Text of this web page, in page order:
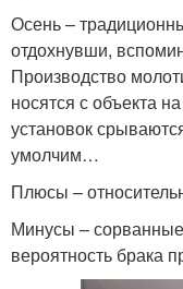
Осень –
отдохнувши,
Производство
носятся с объекта
установок
умолчим…
Плюсы –
Минусы – сорванные
вероятность брака